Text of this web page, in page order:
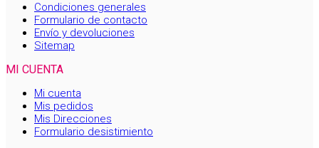
Condiciones generales
Formulario de contacto
Envío y devoluciones
Sitemap
MI CUENTA
Mi cuenta
Mis pedidos
Mis Direcciones
Formulario desistimiento